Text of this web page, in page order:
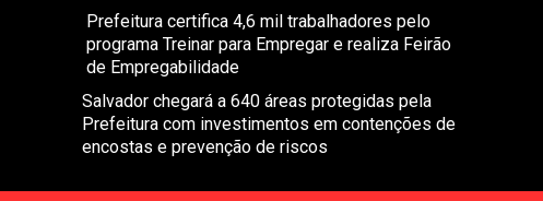
Prefeitura certifica 4,6 mil trabalhadores pelo
programa Treinar para Empregar e realiza Feirão
de Empregabilidade
Salvador chegará a 640 áreas protegidas pela
Prefeitura com investimentos em contenções de
encostas e prevenção de riscos